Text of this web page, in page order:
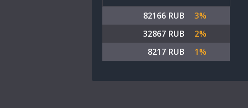
82166 RUB
3%
32867 RUB
2%
8217 RUB
1%